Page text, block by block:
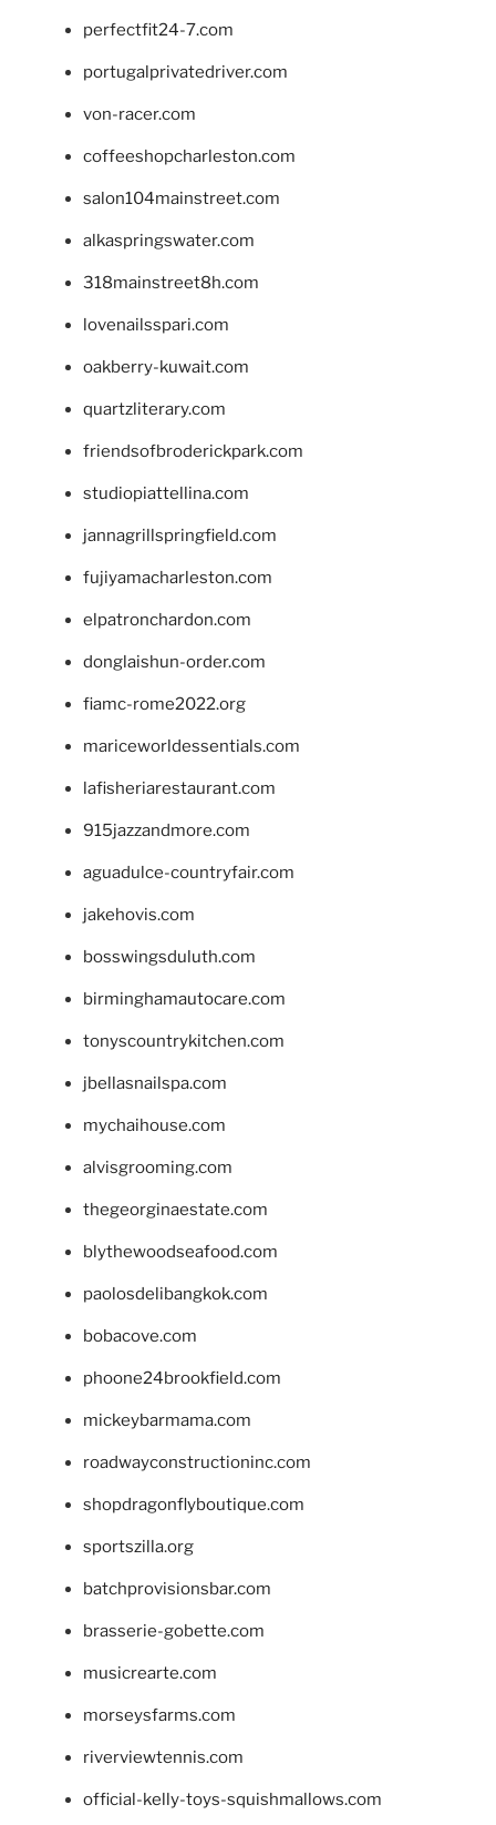
perfectfit24-7.com
portugalprivatedriver.com
von-racer.com
coffeeshopcharleston.com
salon104mainstreet.com
alkaspringswater.com
318mainstreet8h.com
lovenailsspari.com
oakberry-kuwait.com
quartzliterary.com
friendsofbroderickpark.com
studiopiattellina.com
jannagrillspringfield.com
fujiyamacharleston.com
elpatronchardon.com
donglaishun-order.com
fiamc-rome2022.org
mariceworldessentials.com
lafisheriarestaurant.com
915jazzandmore.com
aguadulce-countryfair.com
jakehovis.com
bosswingsduluth.com
birminghamautocare.com
tonyscountrykitchen.com
jbellasnailspa.com
mychaihouse.com
alvisgrooming.com
thegeorginaestate.com
blythewoodseafood.com
paolosdelibangkok.com
bobacove.com
phoone24brookfield.com
mickeybarmama.com
roadwayconstructioninc.com
shopdragonflyboutique.com
sportszilla.org
batchprovisionsbar.com
brasserie-gobette.com
musicrearte.com
morseysfarms.com
riverviewtennis.com
official-kelly-toys-squishmallows.com